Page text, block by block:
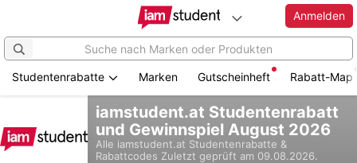
springen
Anmelden
Studentenrabatte Marken Gutscheinheft Rabatt-Map
iamstudent.at Studentenrabatt
und Gewinnspiel August 2026
Alle iamstudent.at Studentenrabatte &
Rabattcodes Zuletzt geprüft am 09.08.2026.